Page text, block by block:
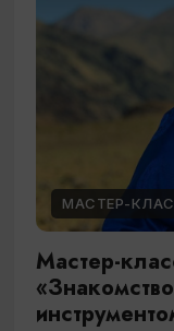
МАСТЕР-
Мастер-